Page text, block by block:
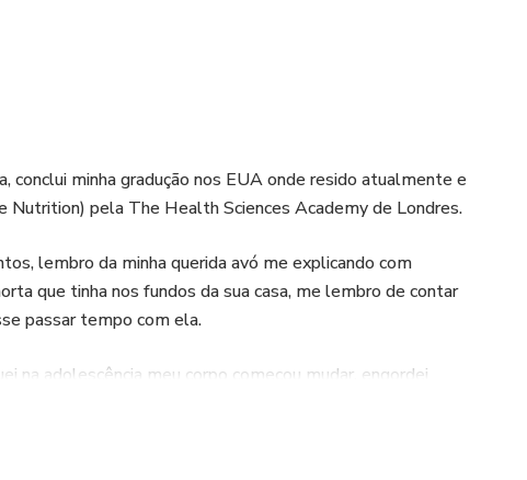
minha gradução nos EUA onde resido atualmente e
Nutrition) pela The Health Sciences Academy de Londres.
lembro da minha querida avó me explicando com
que tinha nos fundos da sua casa, me lembro de contar
passar tempo com ela.
na adolescência meu corpo começou mudar, engordei